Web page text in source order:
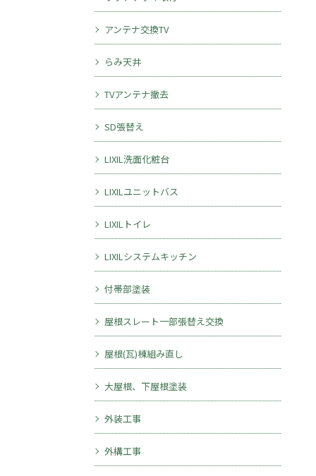
アンテナ交換TV
らみ天井
TVアンテナ撤去
SD張替え
LIXIL洗面化粧台
LIXILユニットバス
LIXILトイレ
LIXILシステムキッチン
付帯部塗装
屋根スレート一部張替え交換
屋根(瓦)棟組み直し
大屋根、下屋根塗装
外装工事
外構工事